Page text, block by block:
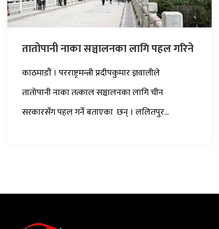
तातोपानी नाका सञ्चालनका लागि पहल गरिने
काठमाडौं । परराष्ट्रमन्त्री प्रदीपकुमार ज्ञवालीले
तातोपानी नाका तत्काल सञ्चालनका लागि चीन
सरकारसँग पहल गर्ने बताएका छन् । ललितपुर...